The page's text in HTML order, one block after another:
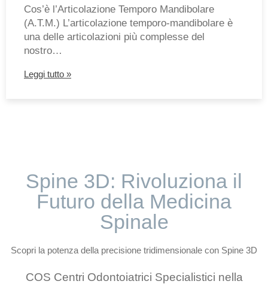
Cos’è l’Articolazione Temporo Mandibolare
(A.T.M.) L’articolazione temporo-mandibolare è
una delle articolazioni più complesse del
nostro…
Leggi tutto »
Spine 3D: Rivoluziona il
Futuro della Medicina
Spinale
Scopri la potenza della precisione tridimensionale con Spine 3D
COS Centri Odontoiatrici Specialistici nella